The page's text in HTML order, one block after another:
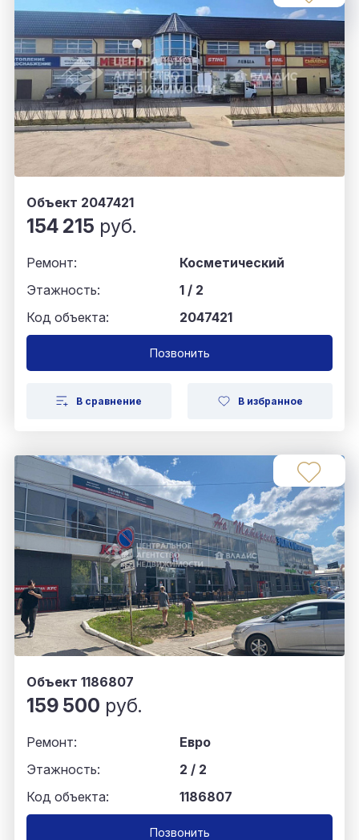
Объект 2047421
154 215 руб.
Ремонт:
Косметический
Этажность:
1 / 2
Код объекта:
2047421
Позвонить
В сравнение В избранное
Объект 1186807
159 500 руб.
Ремонт:
Евро
Этажность:
2 / 2
Код объекта:
1186807
Позвонить